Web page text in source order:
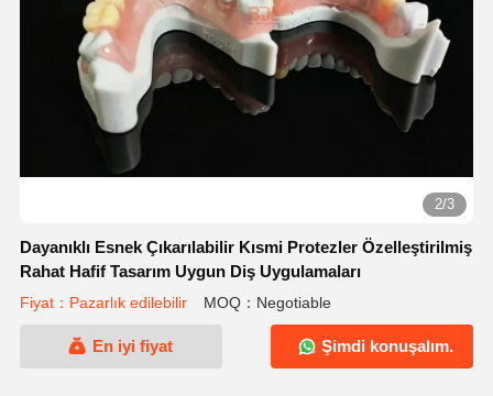
2/3
Dayanıklı Esnek Çıkarılabilir Kısmi Protezler Özelleştirilmiş
Rahat Hafif Tasarım Uygun Diş Uygulamaları
Fiyat：Pazarlık edilebilir MOQ：Negotiable
En iyi fiyat Şimdi konuşalım.